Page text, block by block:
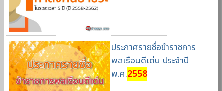
ประกาศรายชื่อข้าราชการ
พลเรือนดีเด่น ประจำปี
พ.ศ.2558